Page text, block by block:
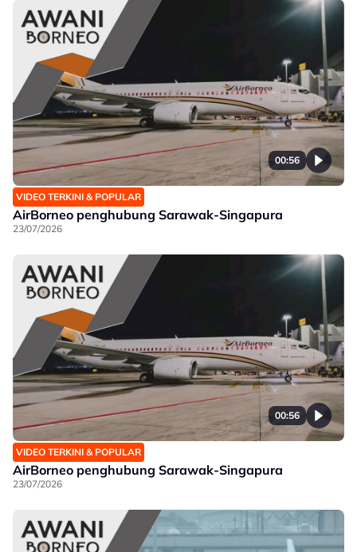
00:56
VIDEO TERKINI & POPULAR
AirBorneo penghubung Sarawak-Singapura
23/07/2026
00:56
VIDEO TERKINI & POPULAR
AirBorneo penghubung Sarawak-Singapura
23/07/2026